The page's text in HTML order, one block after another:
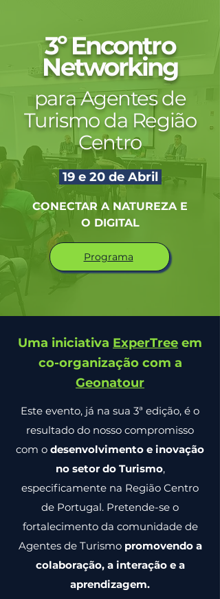
3º Encontro
Networking
para Agentes de
Turismo da Região
Centro
19 e 20 de Abril
CONECTAR A NATUREZA E
O DIGITAL
Programa
Uma iniciativa ExperTree em
co-organização com a
Geonatour
Este evento, já na sua 3ª edição, é o
resultado do nosso compromisso
com o desenvolvimento e inovação
no setor do Turismo,
especificamente na Região Centro
de Portugal. Pretende-se o
fortalecimento da comunidade de
Agentes de Turismo promovendo a
colaboração, a interação e a
aprendizagem.